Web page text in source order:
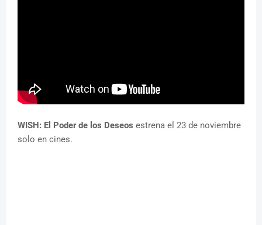
WISH: El Poder de los Deseos estrena el 23 de noviembre
solo en cines.